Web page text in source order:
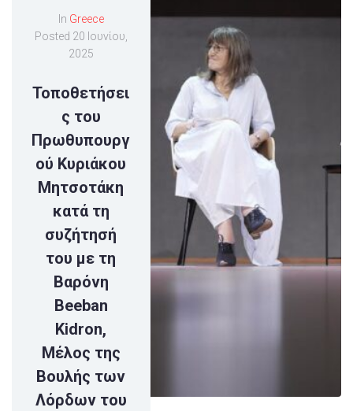
In Greece
Posted 20 Ιουνίου,
2025
Τοποθετήσει
ς του
Πρωθυπουργ
ού Κυριάκου
Μητσοτάκη
κατά τη
συζήτησή
του με τη
Βαρόνη
Beeban
Kidron,
Μέλος της
Βουλής των
Λόρδων του